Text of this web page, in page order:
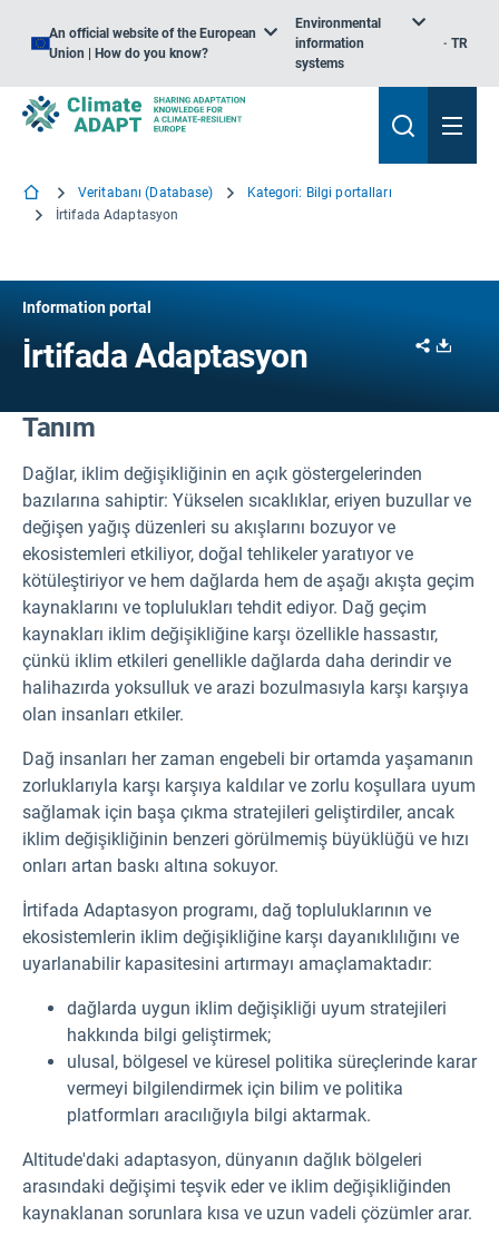
An official website of the European
Union | How do you know?
Environmental
information
systems
TR
Veritabanı (Database)
Kategori: Bilgi portalları
İrtifada Adaptasyon
Information portal
İrtifada Adaptasyon Share
Tanım
Dağlar, iklim değişikliğinin en açık göstergelerinden
bazılarına sahiptir: Yükselen sıcaklıklar, eriyen buzullar ve
değişen yağış düzenleri su akışlarını bozuyor ve
ekosistemleri etkiliyor, doğal tehlikeler yaratıyor ve
kötüleştiriyor ve hem dağlarda hem de aşağı akışta geçim
kaynaklarını ve toplulukları tehdit ediyor. Dağ geçim
kaynakları iklim değişikliğine karşı özellikle hassastır,
çünkü iklim etkileri genellikle dağlarda daha derindir ve
halihazırda yoksulluk ve arazi bozulmasıyla karşı karşıya
olan insanları etkiler.
Dağ insanları her zaman engebeli bir ortamda yaşamanın
zorluklarıyla karşı karşıya kaldılar ve zorlu koşullara uyum
sağlamak için başa çıkma stratejileri geliştirdiler, ancak
iklim değişikliğinin benzeri görülmemiş büyüklüğü ve hızı
onları artan baskı altına sokuyor.
İrtifada Adaptasyon programı, dağ topluluklarının ve
ekosistemlerin iklim değişikliğine karşı dayanıklılığını ve
uyarlanabilir kapasitesini artırmayı amaçlamaktadır:
dağlarda uygun iklim değişikliği uyum stratejileri
hakkında bilgi geliştirmek;
ulusal, bölgesel ve küresel politika süreçlerinde karar
vermeyi bilgilendirmek için bilim ve politika
platformları aracılığıyla bilgi aktarmak.
Altitude'daki adaptasyon, dünyanın dağlık bölgeleri
arasındaki değişimi teşvik eder ve iklim değişikliğinden
kaynaklanan sorunlara kısa ve uzun vadeli çözümler arar.